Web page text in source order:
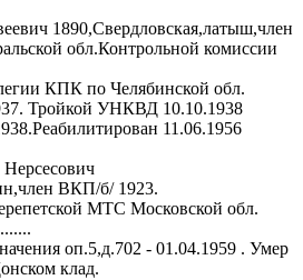
1890,Свердловская,латыш,член
обл.Контрольной комиссии
КПК по Челябинской обл.
Тройкой УНКВД 10.10.1938
11.06.1956
ВКП/б/ 1923.
МТС Московской обл.
оп.5,д.702 - 01.04.1959 . Умер
клад.